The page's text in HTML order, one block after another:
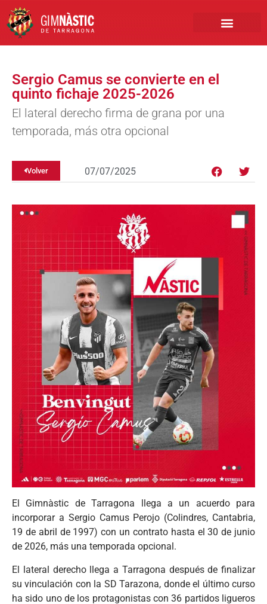
Sergio Camus se convierte en el
quinto fichaje 2025-2026
El lateral derecho firma de grana por una
temporada, más otra opcional
Volver 07/07/2025
El Gimnàstic de Tarragona llega a un acuerdo para
incorporar a Sergio Camus Perojo (Colindres, Cantabria,
19 de abril de 1997) con un contrato hasta el 30 de junio
de 2026, más una temporada opcional.
El lateral derecho llega a Tarragona después de finalizar
su vinculación con la SD Tarazona, donde el último curso
ha sido uno de los protagonistas con 36 partidos ligueros